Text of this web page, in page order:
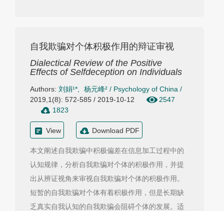
自我欺骗对个体积极作用的辩证审视
Dialectical Review of the Positive
Effects of Selfdeception on Individuals
Authors: 刘娟¹* 杨元峰²/ Psychology of China /
2019,1(8): 572-585 / 2019-10-12
2547
1823
View Download PDF
本文阐述自我欺骗中积极偏差在信息加工过程中的
认知规律，分析自我欺骗对个体的积极作用，并提
出从辨证视角来审视自我欺骗对个体的积极作用。
短暂的自我欺骗对个体有着积极作用，但是长期缺
乏真实自我认知的自我欺骗会阻碍个体的发展。适